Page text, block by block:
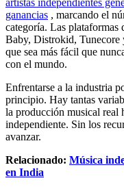
artistas independientes
ganancias , marcando el
categoría. Las
Baby, Distrokid, Tunecore
que sea más fácil que
con el mundo.
Enfrentarse a la industria
principio. Hay tantas
la producción musical real
independiente. Sin los
avanzar.
Relacionado: Música
en India